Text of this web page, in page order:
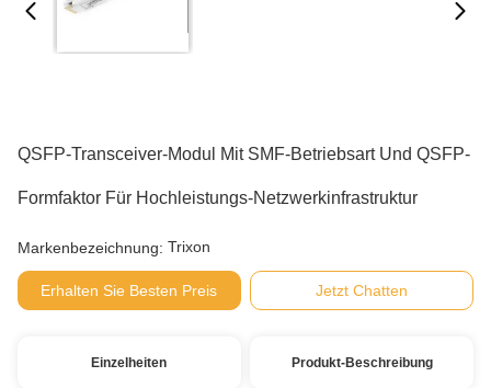
QSFP-Transceiver-Modul Mit SMF-Betriebsart Und QSFP-
Formfaktor Für Hochleistungs-Netzwerkinfrastruktur
Markenbezeichnung: Trixon
Erhalten Sie Besten Preis Jetzt Chatten
Einzelheiten Produkt-Beschreibung